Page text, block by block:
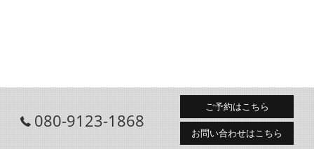
080-9123-1868
ご予約はこちら
お問い合わせはこちら